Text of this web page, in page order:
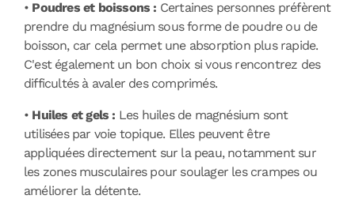
• Poudres et boissons : Certaines personnes préfèrent
prendre du magnésium sous forme de poudre ou de
boisson, car cela permet une absorption plus rapide.
C'est également un bon choix si vous rencontrez des
difficultés à avaler des comprimés.
• Huiles et gels : Les huiles de magnésium sont
utilisées par voie topique. Elles peuvent être
appliquées directement sur la peau, notamment sur
les zones musculaires pour soulager les crampes ou
améliorer la détente.